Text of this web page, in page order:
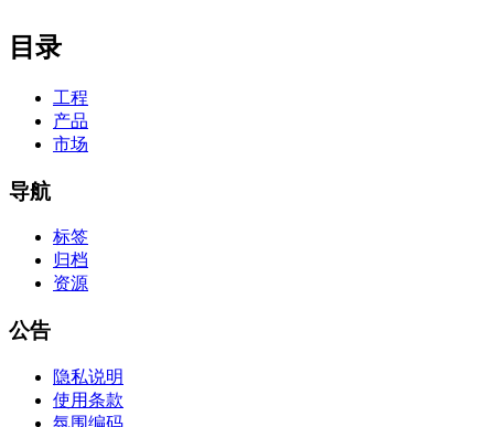
目录
工程
产品
市场
导航
标签
归档
资源
公告
隐私说明
使用条款
氛围编码